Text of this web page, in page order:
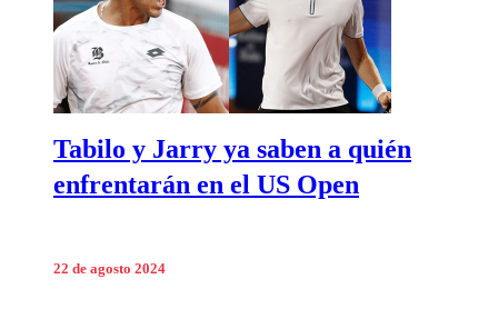
Tabilo y Jarry ya saben a quién
enfrentarán en el US Open
22 de agosto 2024